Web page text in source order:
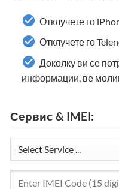
Отклучете го
Отклучете го
Доколку ви се
информации, ве
Сервис & IMEI: